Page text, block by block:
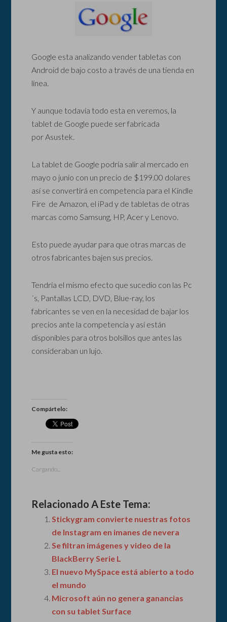
Google esta analizando vender tabletas con
Android de bajo costo a través de una tienda en
línea.
Y aunque todavía todo esta en veremos, la
tablet de Google puede ser fabricada
por Asustek.
La tablet de Google podría salir al mercado en
mayo o junio con un precio de $199.00 dolares
así se convertirá en competencia para el Kindle
Fire de Amazon, el iPad y de tabletas de otras
marcas como Samsung, HP, Acer y Lenovo.
Esto puede ayudar para que otras marcas de
otros fabricantes bajen sus precios.
Tendría el mismo efecto que sucedio con las Pc
´s, Pantallas LCD, DVD, Blue-ray, los
fabricantes se ven en la necesidad de bajar los
precios ante la competencia y así están
disponibles para otros bolsillos que antes las
consideraban un lujo.
Compártelo:
Me gusta esto:
Cargando...
Relacionado A Este Tema:
Stickygram convierte nuestras fotos
de Instagram en imanes de nevera
Se filtran imágenes y video de la
BlackBerry Serie L
El nuevo MySpace está abierto a todo
el mundo
Microsoft aún no genera ganancias
con su tablet Surface